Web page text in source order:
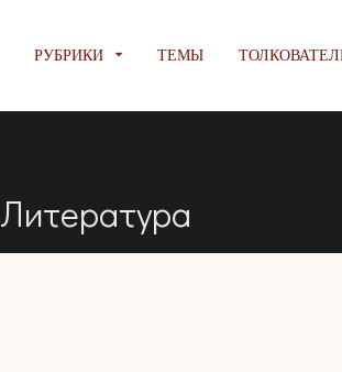
РУБРИКИ ТЕМЫ
Литература